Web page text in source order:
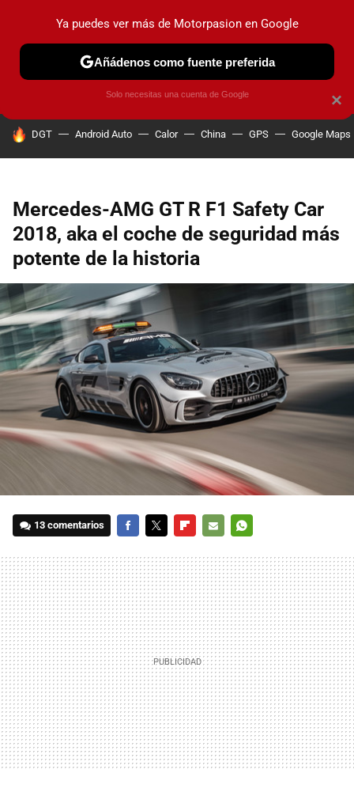
PRUEBAS COCHES ELÉCTRICOS OBSERVATORIO
HOY SE HABLA DE
DGT Android Auto Calor China GPS Google Maps
Mercedes-AMG GT R F1 Safety Car
2018, aka el coche de seguridad más
potente de la historia
13 comentarios
MAIL
×
Ya puedes ver más de Motorpasion en Google
Añádenos como fuente preferida
Solo necesitas una cuenta de Google